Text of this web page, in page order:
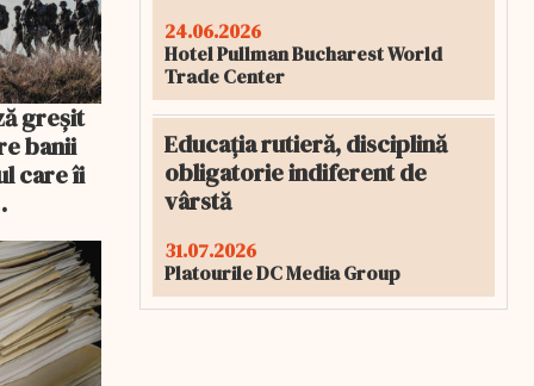
greșit
banii
care îi
24.06.2026
Hotel Pullman Bucharest World
Trade Center
Educația rutieră, disciplină
obligatorie indiferent de
vârstă
31.07.2026
Platourile DC Media Group